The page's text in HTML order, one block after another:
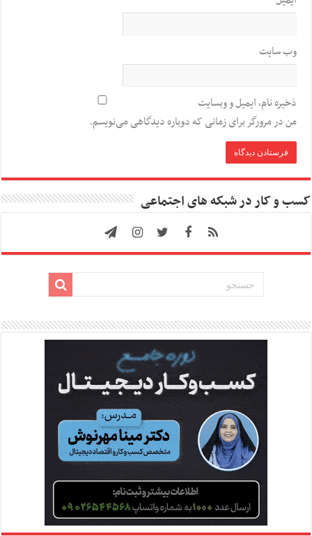
وب‌ سایت
ذخیره نام، ایمیل و وبسایت
من در مرورگر برای زمانی که دوباره دیدگاهی می‌نویسم.
کسب و کار در شبکه های اجتماعی